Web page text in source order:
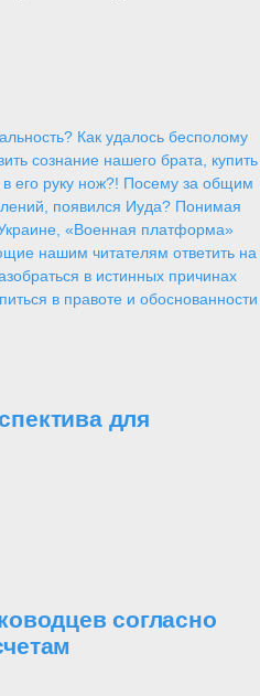
Как удалось бесполому
сознание нашего брата, купить
в его руку нож?! Посему за общим
появился Иуда? Понимая
«Военная платформа»
нашим читателям ответить на
в истинных причинах
в правоте и обоснованности
для
согласно